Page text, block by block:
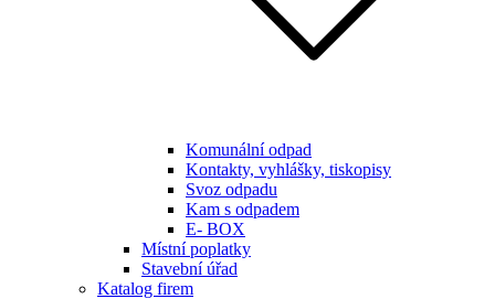
Komunální odpad
Kontakty, vyhlášky, tiskopisy
Svoz odpadu
Kam s odpadem
E- BOX
Místní poplatky
Stavební úřad
Katalog firem